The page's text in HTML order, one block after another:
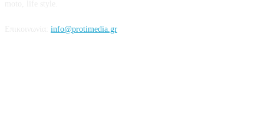
info@protimedia.gr